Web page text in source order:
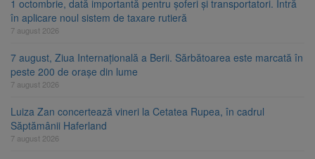
1 octombrie, dată importantă pentru șoferi și transportatori. Intră
în aplicare noul sistem de taxare rutieră
7 august 2026
7 august, Ziua Internațională a Berii. Sărbătoarea este marcată în
peste 200 de orașe din lume
7 august 2026
Luiza Zan concertează vineri la Cetatea Rupea, în cadrul
Săptămânii Haferland
7 august 2026